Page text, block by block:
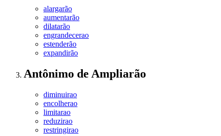
alargarão
aumentarão
dilatarão
engrandecerao
estenderão
expandirão
Antônimo de Ampliarão
diminuirao
encolherao
limitarao
reduzirao
restringirao